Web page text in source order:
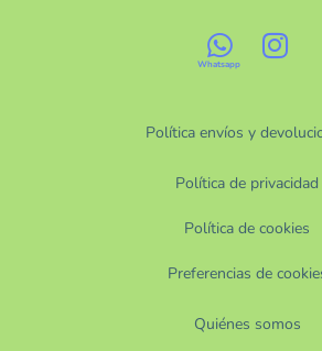
Política envíos y
Política de privacidad
Política de cookies
Preferencias de
Quiénes somos